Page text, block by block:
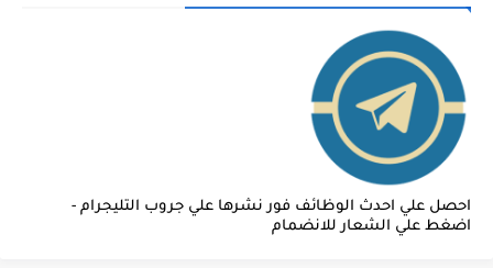
احصل علي احدث الوظائف فور نشرها علي جروب التليجرام -
اضغط علي الشعار للانضمام